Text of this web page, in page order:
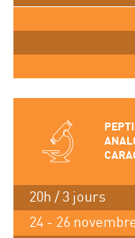
20h / 3 jours
24 - 26